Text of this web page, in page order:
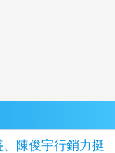
陳俊宇行銷力挺